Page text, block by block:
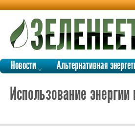
Новости Альтернативная
Использование энергии